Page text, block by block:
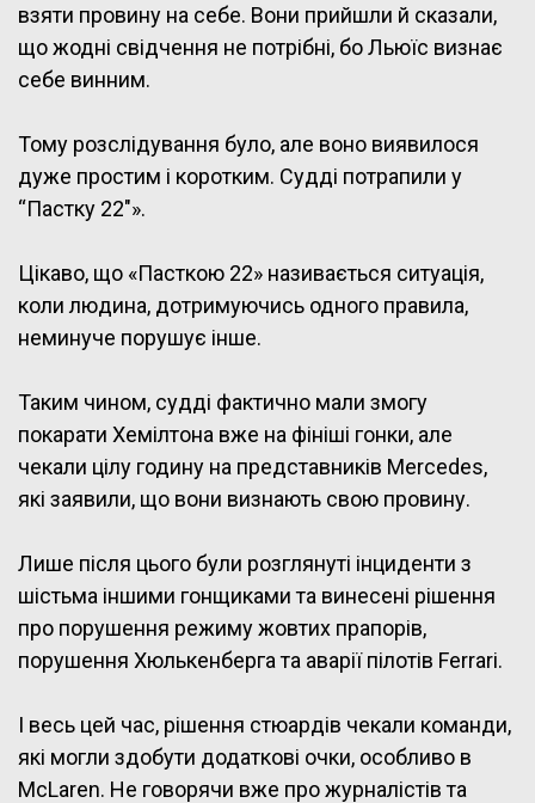
взяти провину на себе. Вони прийшли й сказали,
що жодні свідчення не потрібні, бо Льюїс визнає
себе винним.
Тому розслідування було, але воно виявилося
дуже простим і коротким. Судді потрапили у
“Пастку 22″».
Цікаво, що «Пасткою 22» називається ситуація,
коли людина, дотримуючись одного правила,
неминуче порушує інше.
Таким чином, судді фактично мали змогу
покарати Хемілтона вже на фініші гонки, але
чекали цілу годину на представників Mercedes,
які заявили, що вони визнають свою провину.
Лише після цього були розглянуті інциденти з
шістьма іншими гонщиками та винесені рішення
про порушення режиму жовтих прапорів,
порушення Хюлькенберга та аварії пілотів Ferrari.
І весь цей час, рішення стюардів чекали команди,
які могли здобути додаткові очки, особливо в
McLaren. Не говорячи вже про журналістів та